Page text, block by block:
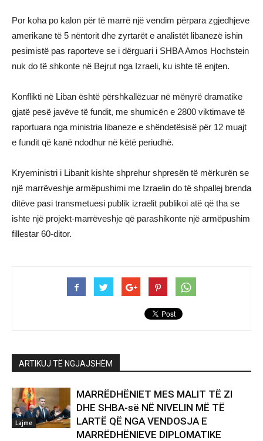
Por koha po kalon për të marrë një vendim përpara zgjedhjeve
amerikane të 5 nëntorit dhe zyrtarët e analistët libanezë ishin
pesimistë pas raporteve se i dërguari i SHBA Amos Hochstein
nuk do të shkonte në Bejrut nga Izraeli, ku ishte të enjten.
Konflikti në Liban është përshkallëzuar në mënyrë dramatike
gjatë pesë javëve të fundit, me shumicën e 2800 viktimave të
raportuara nga ministria libaneze e shëndetësisë për 12 muajt
e fundit që kanë ndodhur në këtë periudhë.
Kryeministri i Libanit kishte shprehur shpresën të mërkurën se
një marrëveshje armëpushimi me Izraelin do të shpallej brenda
ditëve pasi transmetuesi publik izraelit publikoi atë që tha se
ishte një projekt-marrëveshje që parashikonte një armëpushim
fillestar 60-ditor.
ARTIKUJ TË NGJAJSHËM
Lajme
MARRËDHËNIET MES MALIT TË ZI
DHE SHBA-së NË NIVELIN MË TË
LARTË QË NGA VENDOSJA E
MARRËDHËNIEVE DIPLOMATIKE